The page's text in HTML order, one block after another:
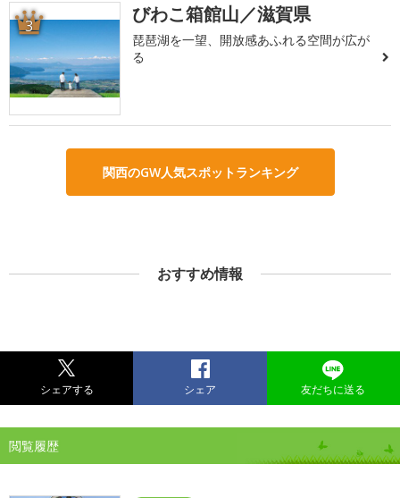
3 びわこ箱館山／滋賀県
琵琶湖を一望、開放感あふれる空間が広が
る
関西のGW人気スポットランキング
おすすめ情報
シェアする シェア 友だちに送る
閲覧履歴